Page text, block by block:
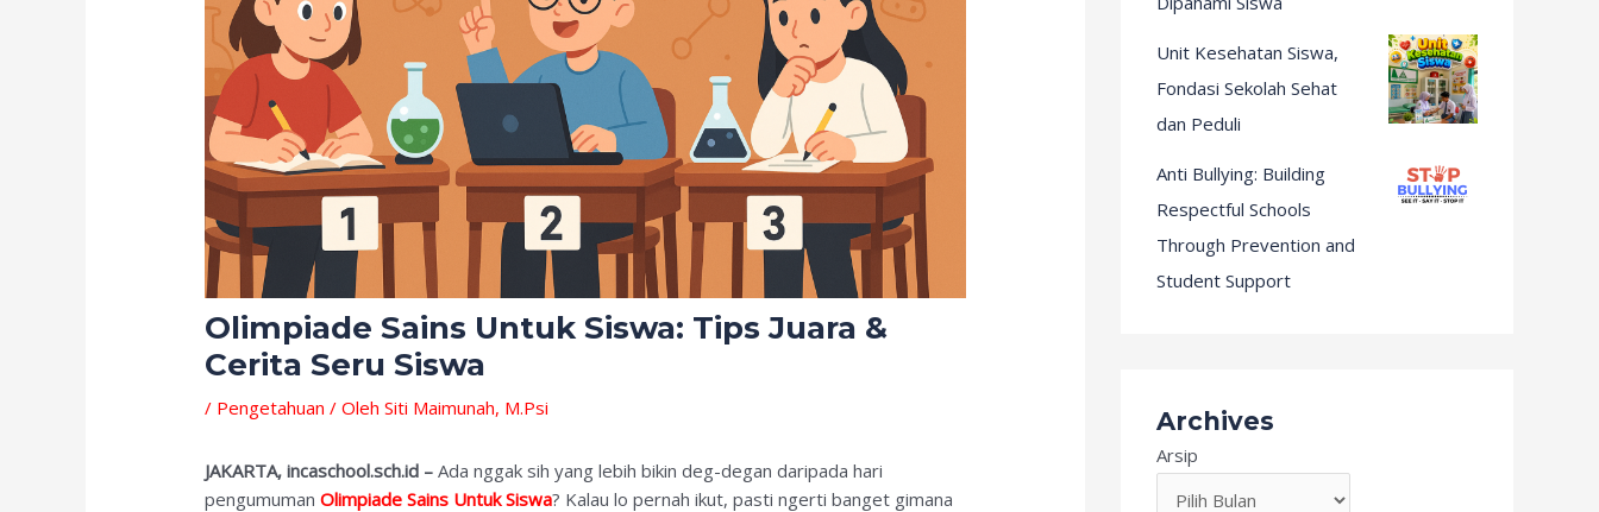
Olimpiade Sains Untuk Siswa: Tips Juara &
Cerita Seru Siswa
/ Pengetahuan / OlehSiti Maimunah, M.Psi
JAKARTA, incaschool.sch.id – Ada nggak sih yang lebih bikin deg-degan daripada hari
pengumumanOlimpiade Sains Untuk Siswa? Kalau lo pernah ikut, pasti ngerti banget gimana
Unit Kesehatan Siswa,
Fondasi Sekolah Sehat
dan Peduli
Anti Bullying: Building
Respectful Schools
Through Prevention and
Student Support
Archives
Arsip